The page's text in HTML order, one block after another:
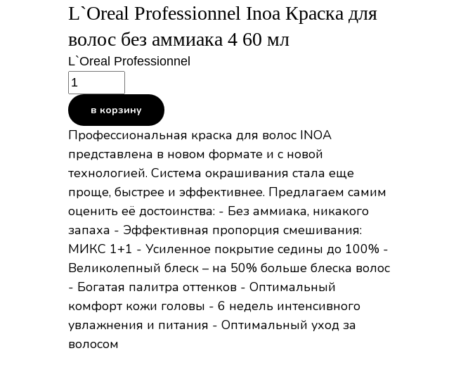
L`Oreal Professionnel Inoa Краска для
волос без аммиака 4 60 мл
L`Oreal Professionnel
в корзину
Профессиональная краска для волос INOA
представлена в новом формате и с новой
технологией. Система окрашивания стала еще
проще, быстрее и эффективнее. Предлагаем самим
оценить её достоинства: - Без аммиака, никакого
запаха - Эффективная пропорция смешивания:
МИКС 1+1 - Усиленное покрытие седины до 100% -
Великолепный блеск – на 50% больше блеска волос
- Богатая палитра оттенков - Оптимальный
комфорт кожи головы - 6 недель интенсивного
увлажнения и питания - Оптимальный уход за
волосом